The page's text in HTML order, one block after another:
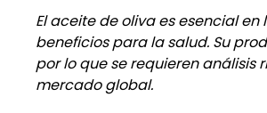
El aceite de oliva es esencial
beneficios para la salud. Su
por lo que se requieren
mercado global.